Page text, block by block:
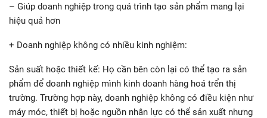
– Giúp doanh nghiệp trong quá trình tạo sản phẩm mang lại
hiệu quả hơn
+ Doanh nghiệp không có nhiều kinh nghiệm:
Sản suất hoặc thiết kế: Họ cần bên còn lại có thể tạo ra sản
phẩm để doanh nghiệp mình kinh doanh hàng hoá trển thị
trường. Trường hợp này, doanh nghiệp không có điều kiện như
máy móc, thiết bị hoặc nguồn nhân lực có thể sản xuất nhưng